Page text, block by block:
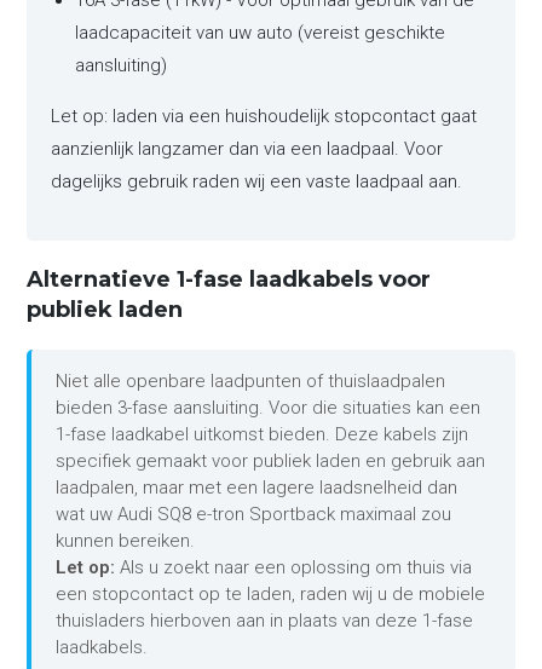
laadcapaciteit van uw auto (vereist geschikte
aansluiting)
Let op: laden via een huishoudelijk stopcontact gaat
aanzienlijk langzamer dan via een laadpaal. Voor
dagelijks gebruik raden wij een vaste laadpaal aan.
Alternatieve 1-fase laadkabels voor
publiek laden
Niet alle openbare laadpunten of thuislaadpalen
bieden 3-fase aansluiting. Voor die situaties kan een
1-fase laadkabel uitkomst bieden. Deze kabels zijn
specifiek gemaakt voor publiek laden en gebruik aan
laadpalen, maar met een lagere laadsnelheid dan
wat uw Audi SQ8 e-tron Sportback maximaal zou
kunnen bereiken.
Let op: Als u zoekt naar een oplossing om thuis via
een stopcontact op te laden, raden wij u de mobiele
thuisladers hierboven aan in plaats van deze 1-fase
laadkabels.